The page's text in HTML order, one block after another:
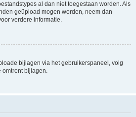
al dan niet toegestaan worden. Als
geüpload mogen worden, neem dan
verdere informatie.
bijlagen via het gebruikerspaneel, volg
omtrent bijlagen.